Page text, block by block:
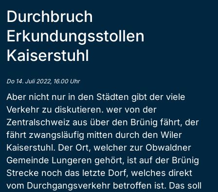
Durchbruch
Erkundungsstollen
Kaiserstuhl
Do 14. Juli 2022, 16.00 Uhr
Aber nicht nur in den Städten gibt der viele
Verkehr zu diskutieren. wer von der
Zentralschweiz aus über den Brünig fährt, der
fährt zwangsläufig mitten durch den Wiler
Kaiserstuhl. Der Ort, welcher zur Obwaldner
Gemeinde Lungeren gehört, ist auf der Brünig
Strecke noch das letzte Dorf, welches direkt
vom Durchgangsverkehr betroffen ist. Das soll